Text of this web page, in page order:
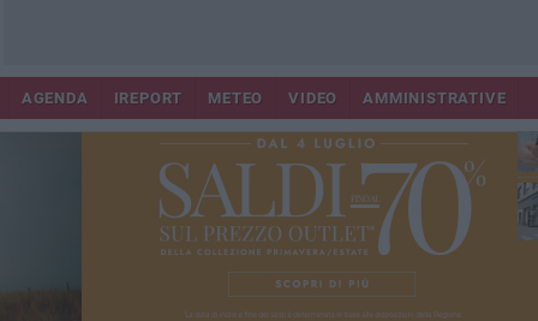
AGENDA IREPORT METEO VIDEO AMMINISTRATIVE